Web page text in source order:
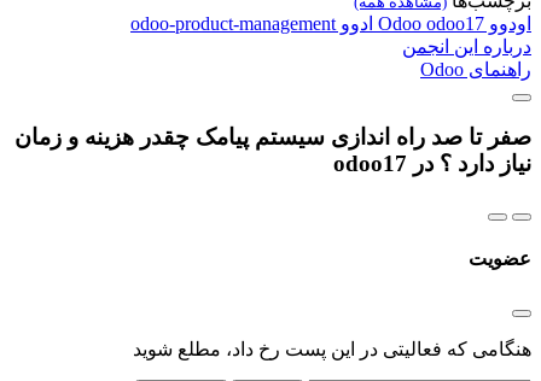
اودوو Odoo odoo17 ادوو odoo-product-management
درباره این انجمن
راهنمای Odoo
صفر تا صد راه اندازی سیستم پیامک چقدر هزینه و زمان
نیاز دارد ؟ در odoo17
عضویت
هنگامی که فعالیتی در این پست رخ داد، مطلع شوید